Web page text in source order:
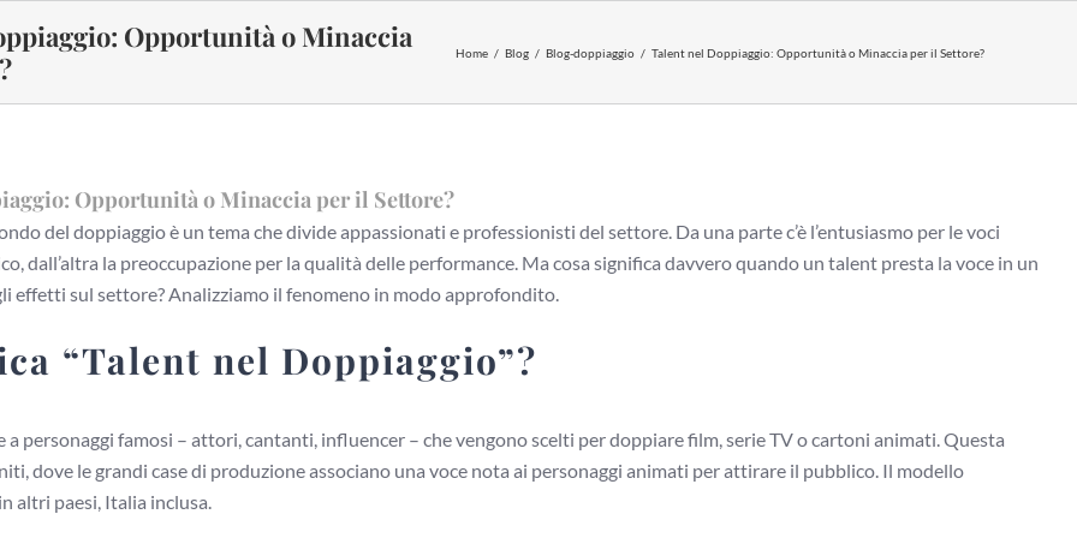
Opportunità o Minaccia
Home Blog Blog-doppiaggio Talent nel Doppiaggio: Opportunità o Minaccia per il Settore?
Opportunità o Minaccia per il Settore?
del doppiaggio è un tema che divide appassionati e professionisti del settore. Da una parte c’è l’entusiasmo per le voci
dall’altra la preoccupazione per la qualità delle performance. Ma cosa significa davvero quando un talent presta la voce in un
effetti sul settore? Analizziamo il fenomeno in modo approfondito.
“Talent nel Doppiaggio”?
a personaggi famosi – attori, cantanti, influencer – che vengono scelti per doppiare film, serie TV o cartoni animati. Questa
dove le grandi case di produzione associano una voce nota ai personaggi animati per attirare il pubblico. Il modello
altri paesi, Italia inclusa.